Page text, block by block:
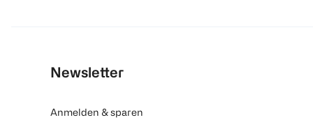
Newsletter
Anmelden & sparen